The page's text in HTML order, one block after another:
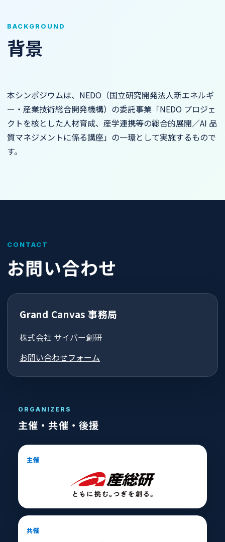
BACKGROUND
背景
本シンポジウムは、NEDO（国立研究開発法人新エネルギ
ー・産業技術総合開発機構）の委託事業「NEDO プロジェ
クトを核とした人材育成、産学連携等の総合的展開／AI 品
質マネジメントに係る講座」の一環として実施するもので
す。
CONTACT
お問い合わせ
Grand Canvas 事務局
株式会社 サイバー創研
お問い合わせフォーム
ORGANIZERS
主催・共催・後援
主催
共催